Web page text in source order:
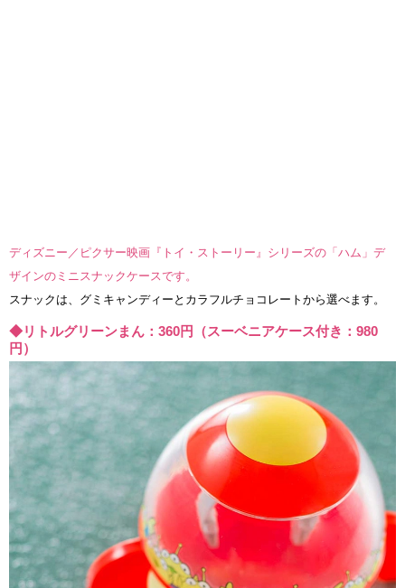
ディズニー／ピクサー映画『トイ・ストーリー』シリーズの「ハム」デ
ザインのミニスナックケースです。
スナックは、グミキャンディーとカラフルチョコレートから選べます。
◆リトルグリーンまん：360円（スーベニアケース付き：980
円）